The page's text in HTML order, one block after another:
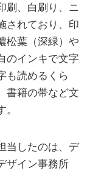
刷、白刷り、ニ
されており、印
松葉（深緑）や
のインキで文字
も読めるくら
書籍の帯など文
当したのは、デ
ザイン事務所